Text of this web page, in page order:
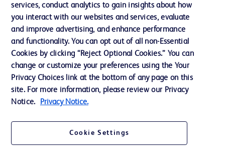
Contacto
Preferencias de cookies
Privacidad
Condiciones de uso
Accesibilidad de la web
services, conduct analytics to gain insights about how
you interact with our websites and services, evaluate
and improve advertising, and enhance performance
and functionality. You can opt out of all non-Essential
Cookies by clicking “Reject Optional Cookies.” You can
change or customize your preferences using the Your
Privacy Choices link at the bottom of any page on this
site. For more information, please review our Privacy
Notice.
Privacy Notice.
Cookie Settings